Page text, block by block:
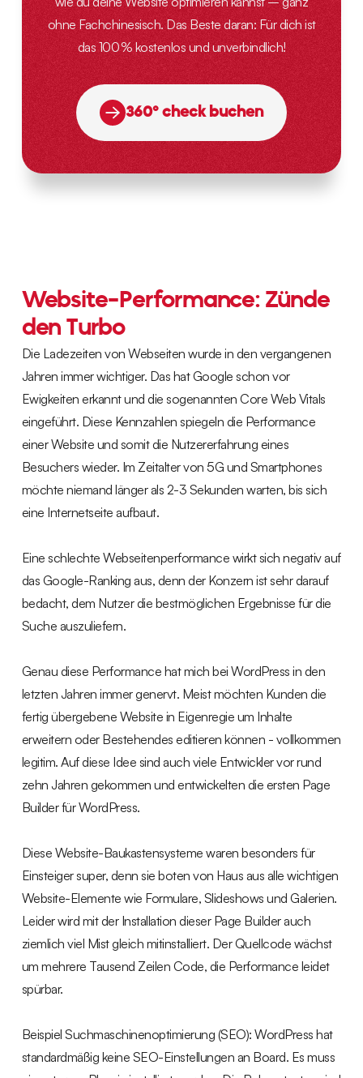
ohne Fachchinesisch. Das Beste daran: Für dich ist
das 100 % kostenlos und unverbindlich!
360° check buchen
Website-Performance: Zünde
den Turbo
Die Ladezeiten von Webseiten wurde in den vergangenen
Jahren immer wichtiger. Das hat Google schon vor
Ewigkeiten erkannt und die sogenannten Core Web Vitals
eingeführt. Diese Kennzahlen spiegeln die Performance
einer Website und somit die Nutzererfahrung eines
Besuchers wieder. Im Zeitalter von 5G und Smartphones
möchte niemand länger als 2-3 Sekunden warten, bis sich
eine Internetseite aufbaut.
Eine schlechte Webseitenperformance wirkt sich negativ auf
das Google-Ranking aus, denn der Konzern ist sehr darauf
bedacht, dem Nutzer die bestmöglichen Ergebnisse für die
Suche auszuliefern.
Genau diese Performance hat mich bei WordPress in den
letzten Jahren immer genervt. Meist möchten Kunden die
fertig übergebene Website in Eigenregie um Inhalte
erweitern oder Bestehendes editieren können - vollkommen
legitim. Auf diese Idee sind auch viele Entwickler vor rund
zehn Jahren gekommen und entwickelten die ersten Page
Builder für WordPress.
Diese Website-Baukastensysteme waren besonders für
Einsteiger super, denn sie boten von Haus aus alle wichtigen
Website-Elemente wie Formulare, Slideshows und Galerien.
Leider wird mit der Installation dieser Page Builder auch
ziemlich viel Mist gleich mitinstalliert. Der Quellcode wächst
um mehrere Tausend Zeilen Code, die Performance leidet
spürbar.
Beispiel Suchmaschinenoptimierung (SEO): WordPress hat
standardmäßig keine SEO-Einstellungen an Board. Es muss